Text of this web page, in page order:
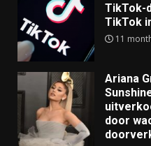
TikTok-
TikTok
11
Ariana
door